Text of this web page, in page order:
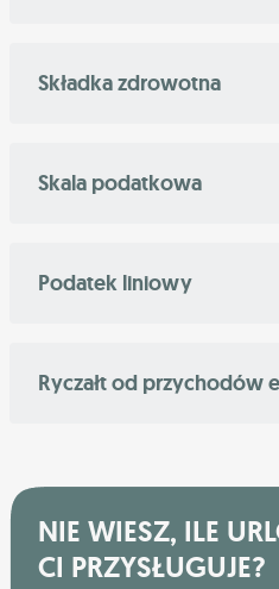
Składka zdrowotna
Skala podatkowa
Podatek liniowy
Ryczałt od przychodów
NIE WIESZ, ILE
CI PRZYSŁUGUJE?